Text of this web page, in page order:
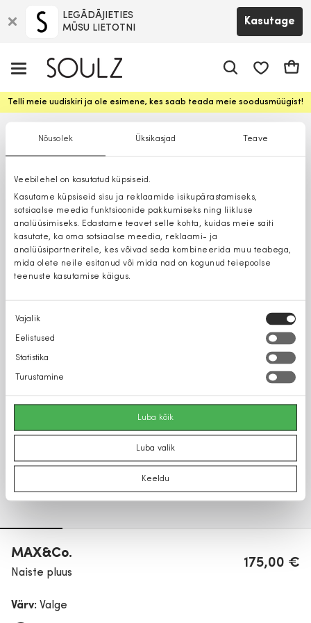
Nõusolek Üksikasjad Teave
Veebilehel on kasutatud küpsiseid.
Kasutame küpsiseid sisu ja reklaamide isikupärastamiseks,
sotsiaalse meedia funktsioonide pakkumiseks ning liikluse
analüüsimiseks. Edastame teavet selle kohta, kuidas meie saiti
kasutate, ka oma sotsiaalse meedia, reklaami- ja
analüüsipartneritele, kes võivad seda kombineerida muu teabega,
mida olete neile esitanud või mida nad on kogunud teiepoolse
teenuste kasutamise käigus.
Nõusoleku
valik
Vajalik
Eelistused
Statistika
Turustamine
Luba kõik
Luba valik
Keeldu
LEGĀDĀJIETIES
MŪSU LIETOTNI
Kasutage
Telli meie uudiskiri ja ole esimene, kes saab teada meie soodusmüügist!
MAX&Co.
Naiste pluus
175,00 €
Värv: Valge